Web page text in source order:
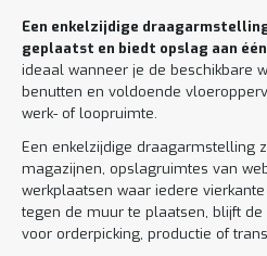
Een enkelzijdige
geplaatst en biedt opslag aan
ideaal wanneer je de beschikbare
benutten en voldoende
werk- of loopruimte.
Een enkelzijdige draagarmstelling
magazijnen, opslagruimtes van
werkplaatsen waar iedere
tegen de muur te plaatsen, blijft
voor orderpicking, productie of